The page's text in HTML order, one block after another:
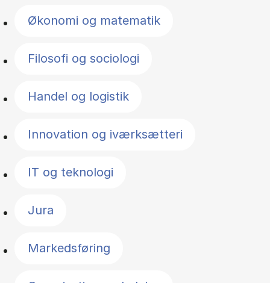
Økonomi og matematik
Filosofi og sociologi
Handel og logistik
Innovation og iværksætteri
IT og teknologi
Jura
Markedsføring